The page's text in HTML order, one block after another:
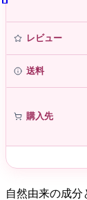
レビュー
送料
購入先
自然由来の成